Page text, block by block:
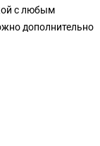
с любым
дополнительно